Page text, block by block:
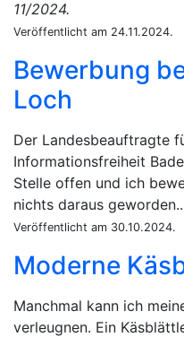
11/2024.
Veröffentlicht am 24.11.2024.
Bewerbung
Loch
Der Landesbeauftragte
Informationsfreiheit
Stelle offen und ich
nichts daraus
Veröffentlicht am 30.10.2024.
Moderne
Manchmal kann ich
verleugnen. Ein